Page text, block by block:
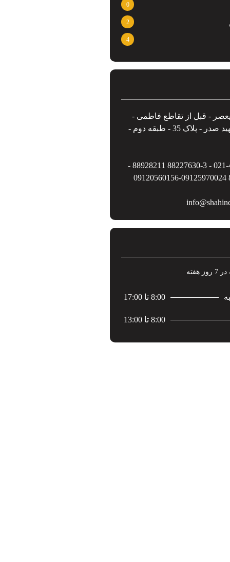
0
2
4
- قبل از تقاطع فاطمی -
خیابان شهید صدر - پلاک 35 - طبقه دوم -
021-44656881 - 88227630-3 88928211 -
8:00 تا 17:00
8:00 تا 13:00